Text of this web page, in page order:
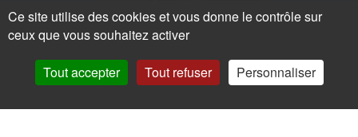
Ne ratez plus rien,
Abonnez-vous à notre newsletter
Ce site utilise des cookies et vous donne le contrôle sur
ceux que vous souhaitez activer
Tout accepter Tout refuser Personnaliser